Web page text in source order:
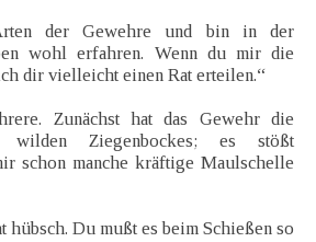
der Gewehre und bin in der
wohl erfahren. Wenn du mir die
dir vielleicht einen Rat erteilen.“
Zunächst hat das Gewehr die
wilden Ziegenbockes; es stößt
schon manche kräftige Maulschelle
Du mußt es beim Schießen so